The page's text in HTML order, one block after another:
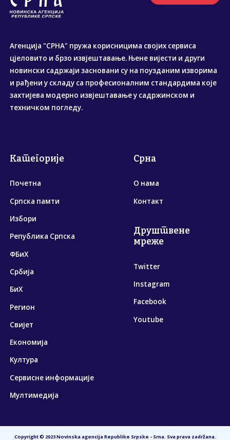
Агенција "СРНА" пружа корисницима својих сервиса
цјеловито и брзо извјештавање. Њене вијести и други
новински садржаји засновани су на поузданим изворима
и рађени у складу са професионалним стандардима које
захтијева модерно извјештавање у садржинском и
техничком погледу.
Категорије
Почетна
Српска памти
Избори
Република Српска
ФБиХ
Србија
БиХ
Регион
Свијет
Економија
Култура
Сервисне информације
Мултимедија
Срна
О нама
Контакт
Друштвене
мреже
Twitter
Instagram
Facebook
Youtube
Copyright © 2023 Novinska agencija Republike Srpske - Srna. Sva prava zadržana.